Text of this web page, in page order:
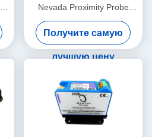
Nevada Proximity Probe
низкочастотный
Trendmaster Pro
акселерометр
Получите самую
лучшую цену